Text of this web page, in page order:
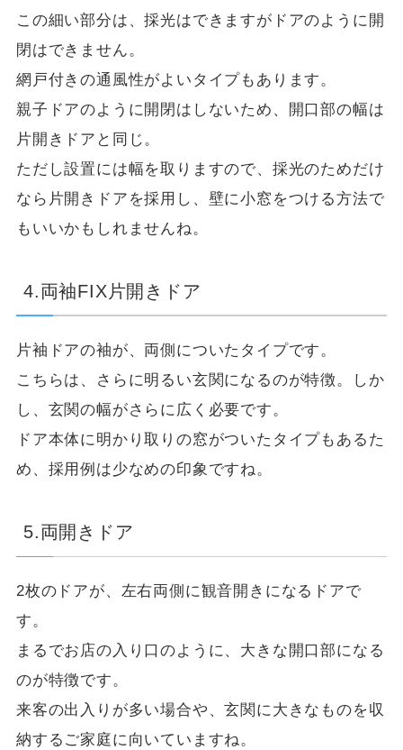
この細い部分は、採光はできますがドアのように開
閉はできません。
網戸付きの通風性がよいタイプもあります。
親子ドアのように開閉はしないため、開口部の幅は
片開きドアと同じ。
ただし設置には幅を取りますので、採光のためだけ
なら片開きドアを採用し、壁に小窓をつける方法で
もいいかもしれませんね。
4.両袖FIX片開きドア
片袖ドアの袖が、両側についたタイプです。
こちらは、さらに明るい玄関になるのが特徴。しか
し、玄関の幅がさらに広く必要です。
ドア本体に明かり取りの窓がついたタイプもあるた
め、採用例は少なめの印象ですね。
5.両開きドア
2枚のドアが、左右両側に観音開きになるドアで
す。
まるでお店の入り口のように、大きな開口部になる
のが特徴です。
来客の出入りが多い場合や、玄関に大きなものを収
納するご家庭に向いていますね。